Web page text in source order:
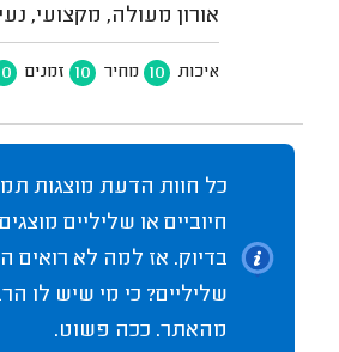
אורון מעולה, מקצועי,
איכות 10 מחיר 10 זמנים
כל חוות הדעת מוצגות
חיוביים או שליליים
בדיוק. אז למה לא רואים
שליליים? כי מי שיש לו
מהאתר. ככה פשוט.